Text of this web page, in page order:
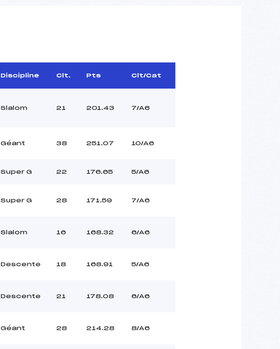
Discipline Clt. Pts Clt/Cat
Slalom 21 201.43 7/A6
Géant 38 251.07 10/A6
Super G 22 176.65 5/A6
Super G 28 171.59 7/A6
Slalom 16 168.32 6/A6
Descente 18 168.91 5/A6
Descente 21 178.08 6/A6
Géant 28 214.28 8/A6